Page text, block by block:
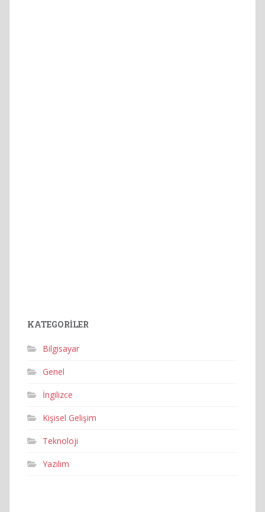
KATEGORILER
Bilgisayar
Genel
İngilizce
Kişisel Gelişim
Teknoloji
Yazılım